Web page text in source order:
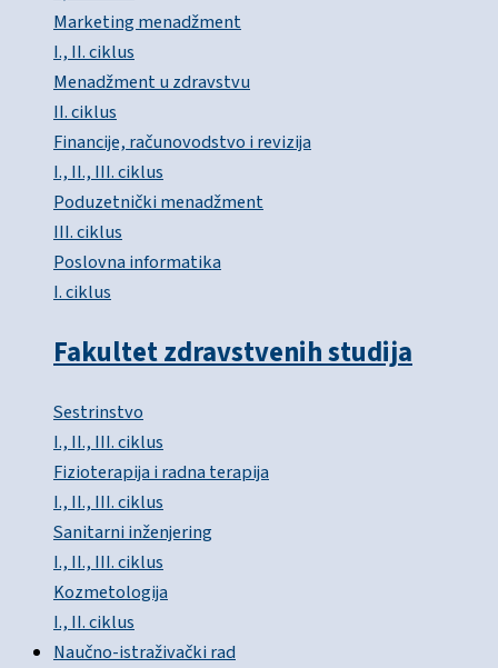
Marketing menadžment
I., II. ciklus
Menadžment u zdravstvu
II. ciklus
Financije, računovodstvo i revizija
I., II., III. ciklus
Poduzetnički menadžment
III. ciklus
Poslovna informatika
I. ciklus
Fakultet zdravstvenih studija
Sestrinstvo
I., II., III. ciklus
Fizioterapija i radna terapija
I., II., III. ciklus
Sanitarni inženjering
I., II., III. ciklus
Kozmetologija
I., II. ciklus
Naučno-istraživački rad